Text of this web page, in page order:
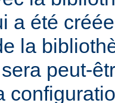
a été
la
peut-